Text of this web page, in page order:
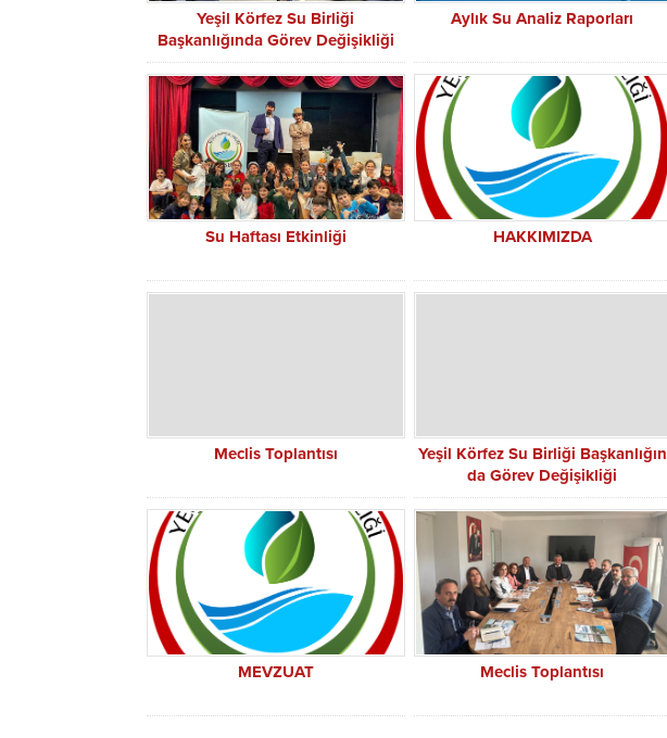
Yeşil Körfez Su Birliği
Başkanlığında Görev Değişikliği
Aylık Su Analiz Raporları
Su Haftası Etkinliği HAKKIMIZDA
Meclis Toplantısı
Yeşil Körfez Su Birliği Başkanlığın
da Görev Değişikliği
MEVZUAT Meclis Toplantısı